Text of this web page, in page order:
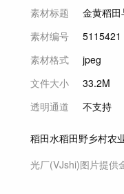
素材标题
金黄稻田
素材编号
5115421
素材格式
jpeg
文件大小
33.2M
透明通道
不支持
稻田水稻田野乡村农
光厂(VJshi)图片提供